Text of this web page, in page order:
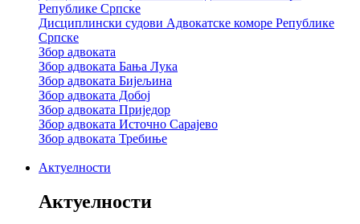
Републике Српске
Дисциплински судови Адвокатске коморе Републике
Српске
Збор адвоката
Збор адвоката Бања Лука
Збор адвоката Бијељина
Збор адвоката Добој
Збор адвоката Приједор
Збор адвоката Источно Сарајево
Збор адвоката Требиње
Актуелности
Актуелности